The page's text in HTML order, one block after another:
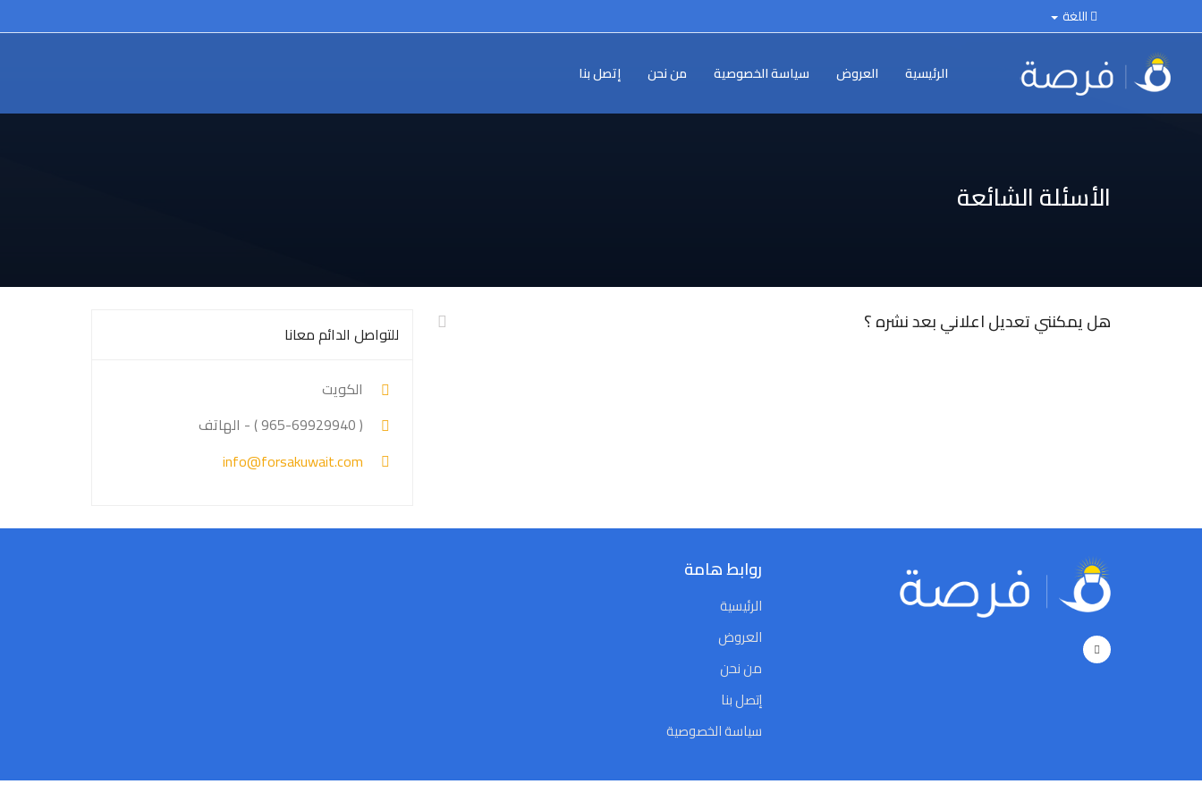
اللغة
الرئيسية العروض سياسة الخصوصية من نحن إتصل بنا
الأسئلة الشائعة
هل يمكنني تعديل اعلاني بعد نشره ؟ للتواصل الدائم معانا
الكويت
( 965-69929940 ) -
الهاتف
info@forsakuwait.com
روابط هامة
الرئيسية
العروض
من نحن
إتصل بنا
سياسة الخصوصية